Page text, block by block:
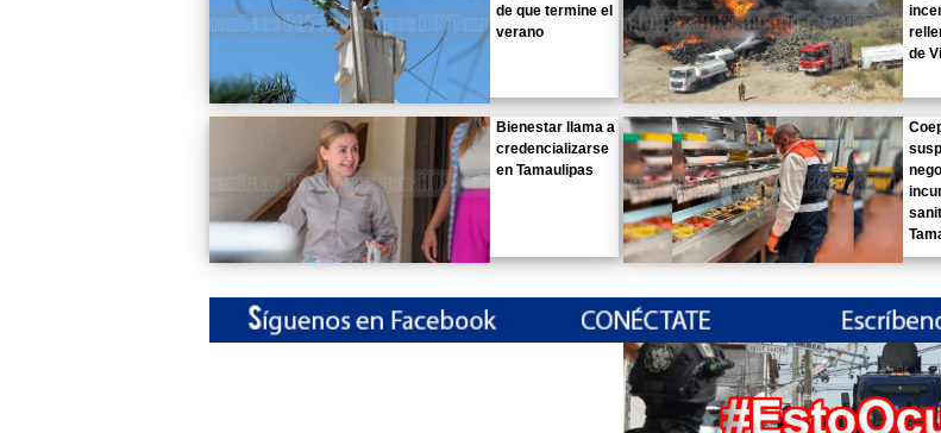
de que termine el
verano
de
Bienestar llama a
credencializarse
en Tamaulipas